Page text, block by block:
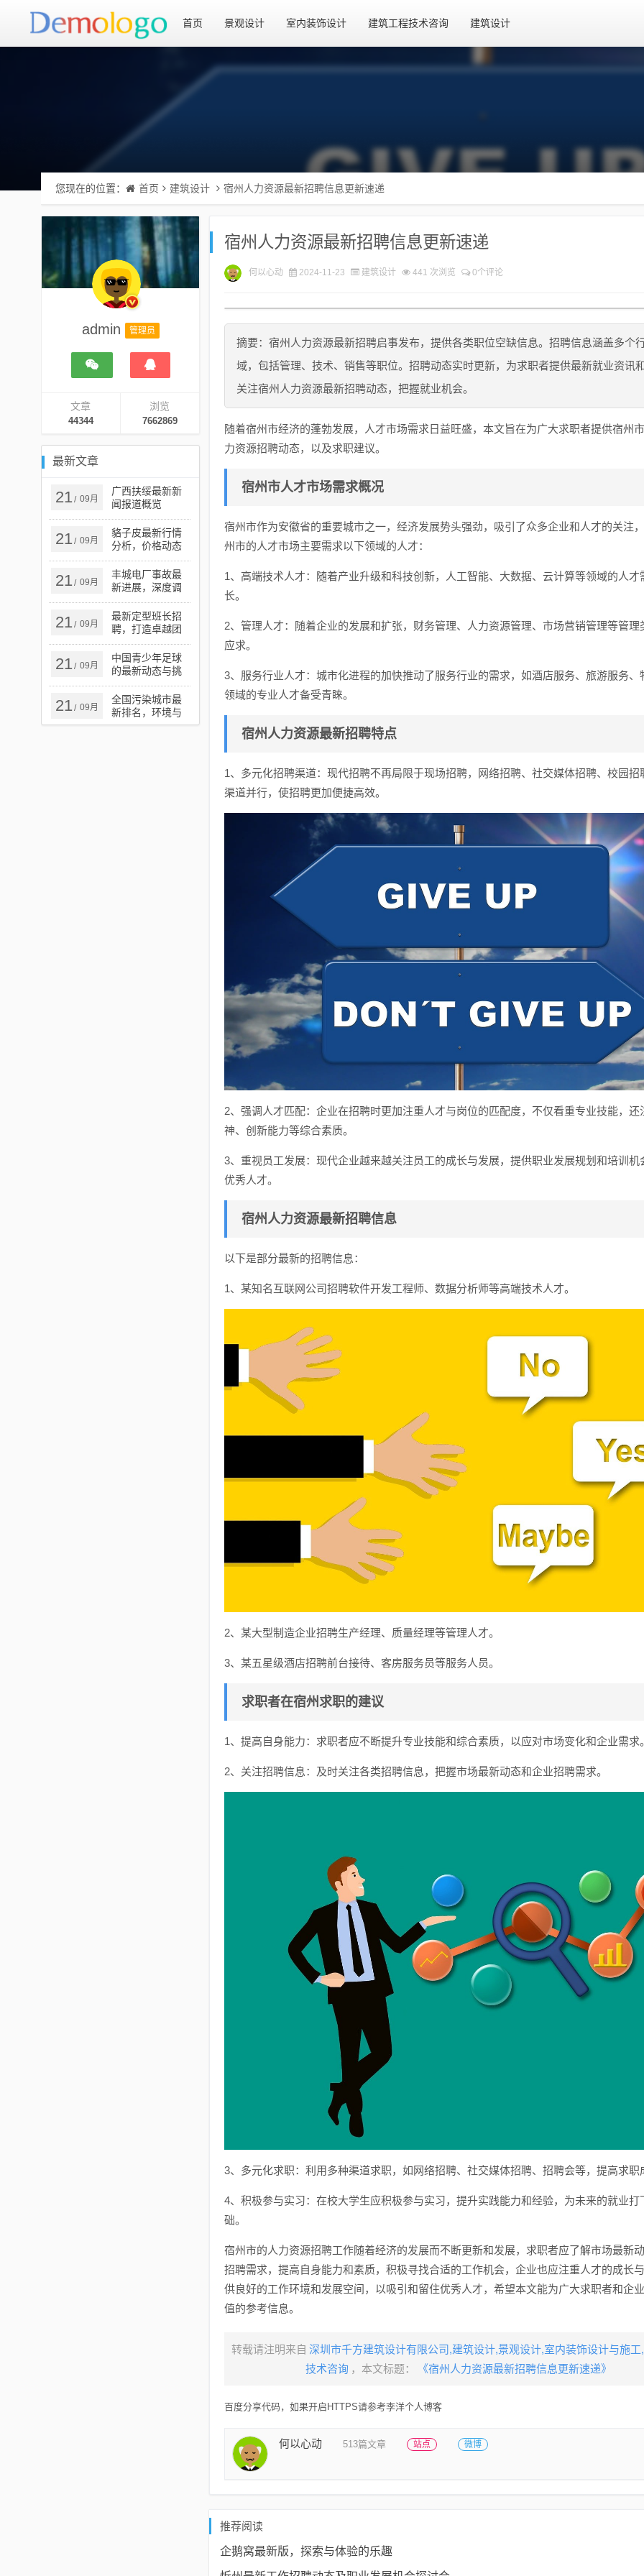
首页 景观设计 室内装饰设计 建筑工程技术咨询 建筑设计
您现在的位置： 首页 建筑设计 宿州人力资源最新招聘信息更新速递
admin 管理员
文章
44344
浏览
7662869
最新文章
21 / 09月
广西扶绥最新新
闻报道概览
21 / 09月
貉子皮最新行情
分析，价格动态
与市场趋势探讨
21 / 09月
丰城电厂事故最
新进展，深度调
查及后续处理措
施更新
21 / 09月
最新定型班长招
聘，打造卓越团
队的核心力量
21 / 09月
中国青少年足球
的最新动态与挑
战
21 / 09月
全国污染城市最
新排名，环境与
健康警钟长鸣的
宿州人力资源最新招聘信息更新速递
何以心动 2024-11-23 建筑设计 441 次浏览 0个评论
摘要：宿州人力资源最新招聘启事发布，提供各类职位空缺信息。招聘信息涵盖多个
域，包括管理、技术、销售等职位。招聘动态实时更新，为求职者提供最新就业资讯
关注宿州人力资源最新招聘动态，把握就业机会。
随着宿州市经济的蓬勃发展，人才市场需求日益旺盛，本文旨在为广大求职者提供宿州
力资源招聘动态，以及求职建议。
宿州市人才市场需求概况
宿州市作为安徽省的重要城市之一，经济发展势头强劲，吸引了众多企业和人才的关注
州市的人才市场主要需求以下领域的人才：
1、高端技术人才：随着产业升级和科技创新，人工智能、大数据、云计算等领域的人才
长。
2、管理人才：随着企业的发展和扩张，财务管理、人力资源管理、市场营销管理等管理
应求。
3、服务行业人才：城市化进程的加快推动了服务行业的需求，如酒店服务、旅游服务、
领域的专业人才备受青睐。
宿州人力资源最新招聘特点
1、多元化招聘渠道：现代招聘不再局限于现场招聘，网络招聘、社交媒体招聘、校园招
渠道并行，使招聘更加便捷高效。
2、强调人才匹配：企业在招聘时更加注重人才与岗位的匹配度，不仅看重专业技能，还
神、创新能力等综合素质。
3、重视员工发展：现代企业越来越关注员工的成长与发展，提供职业发展规划和培训机
优秀人才。
宿州人力资源最新招聘信息
以下是部分最新的招聘信息：
1、某知名互联网公司招聘软件开发工程师、数据分析师等高端技术人才。
2、某大型制造企业招聘生产经理、质量经理等管理人才。
3、某五星级酒店招聘前台接待、客房服务员等服务人员。
求职者在宿州求职的建议
1、提高自身能力：求职者应不断提升专业技能和综合素质，以应对市场变化和企业需求
2、关注招聘信息：及时关注各类招聘信息，把握市场最新动态和企业招聘需求。
3、多元化求职：利用多种渠道求职，如网络招聘、社交媒体招聘、招聘会等，提高求职
4、积极参与实习：在校大学生应积极参与实习，提升实践能力和经验，为未来的就业打
础。
宿州市的人力资源招聘工作随着经济的发展而不断更新和发展，求职者应了解市场最新
招聘需求，提高自身能力和素质，积极寻找合适的工作机会，企业也应注重人才的成长
供良好的工作环境和发展空间，以吸引和留住优秀人才，希望本文能为广大求职者和企
值的参考信息。
转载请注明来自 深圳市千方建筑设计有限公司,建筑设计,景观设计,室内装饰设计与施
技术咨询 ，本文标题： 《宿州人力资源最新招聘信息更新速递》
百度分享代码，如果开启HTTPS请参考李洋个人博客
何以心动 513篇文章 站点 微博
推荐阅读
企鹅窝最新版，探索与体验的乐趣